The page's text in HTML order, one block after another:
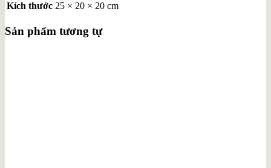
Kích thước 25 × 20 × 20 cm
Sản phẩm tương tự